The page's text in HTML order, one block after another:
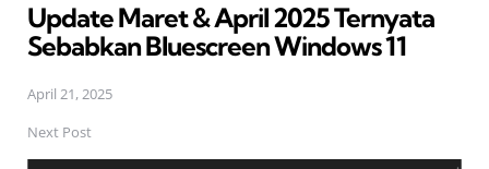
Update Maret & April 2025 Ternyata
Sebabkan Bluescreen Windows 11
April 21, 2025
Next Post